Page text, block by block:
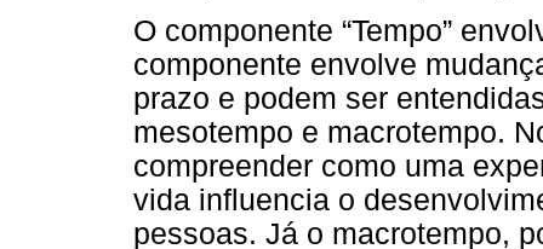
O componente “Tempo”
componente envolve
prazo e podem ser
mesotempo e macrotempo.
compreender como uma
vida influencia o
pessoas. Já o macrotempo,